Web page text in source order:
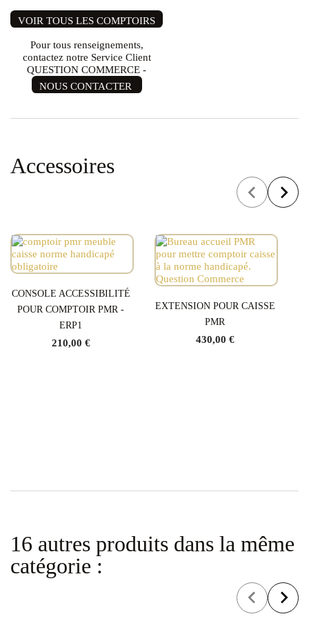
VOIR TOUS LES COMPTOIRS
Pour tous renseignements,
contactez notre Service Client
QUESTION COMMERCE -
NOUS CONTACTER
Accessoires
CONSOLE ACCESSIBILITÉ
POUR COMPTOIR PMR -
ERP1
210,00 €
EXTENSION POUR CAISSE
PMR
430,00 €
16 autres produits dans la même
catégorie :